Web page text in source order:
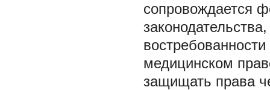
сопровождается
медицинском
защищать права